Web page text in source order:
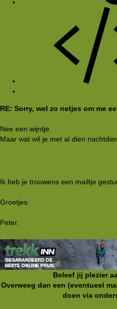
RE: Sorry, wel zo netjes om me
Nee een wijntje.
Maar wat wil je met al dien
Ik heb je trouwens een mailtje
Groetjes.
Peter.
Beleef jij plezier
Overweeg dan een (eventueel
doen via